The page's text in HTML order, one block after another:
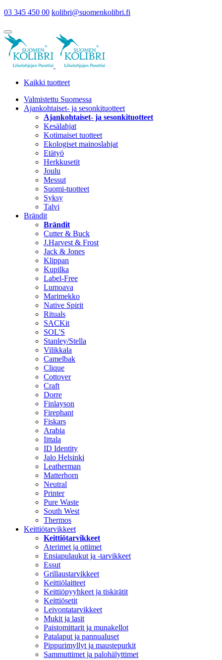
03 345 450 00 kolibri@suomenkolibri.fi
Kaikki tuotteet
Valmistettu Suomessa
Ajankohtaiset- ja sesonkituotteet
Ajankohtaiset- ja sesonkituotteet
Kesälahjat
Kotimaiset tuotteet
Ekologiset mainoslahjat
Etätyö
Herkkusetit
Joulu
Messut
Suomi-tuotteet
Syksy
Talvi
Brändit
Brändit
Cutter & Buck
J.Harvest & Frost
Jack & Jones
Klippan
Kupilka
Label-Free
Lumoava
Marimekko
Native Spirit
Rituals
SACKit
SOL'S
Stanley/Stella
Vilikkala
Camelbak
Clique
Cottover
Craft
Dorre
Finlayson
Firephant
Fiskars
Arabia
Iittala
ID Identity
Jalo Helsinki
Leatherman
Matterhorn
Neutral
Printer
Pure Waste
South West
Thermos
Keittiötarvikkeet
Keittiötarvikkeet
Aterimet ja ottimet
Ensiapulaukut ja -tarvikkeet
Essut
Grillaustarvikkeet
Keittiölaitteet
Keittiöpyyhkeet ja tiskirätit
Keittiösetit
Leivontatarvikkeet
Mukit ja lasit
Paistomittarit ja munakellot
Patalaput ja pannualuset
Pippurimyllyt ja maustepurkit
Sammuttimet ja palohälyttimet